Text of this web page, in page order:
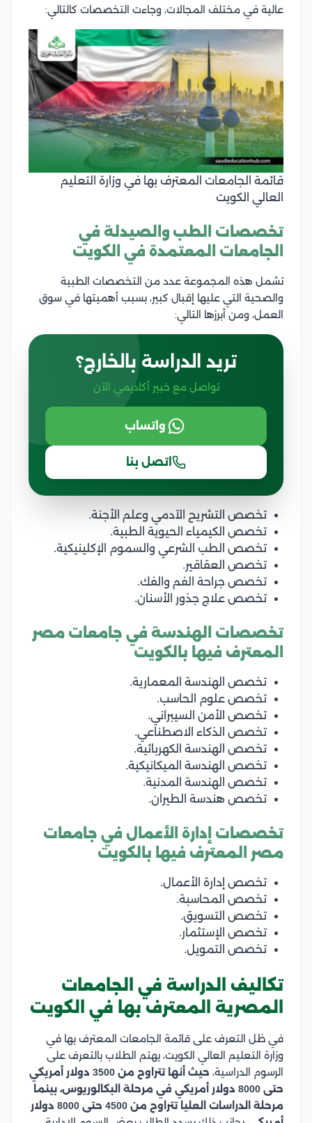
عالية في مختلف المجالات، وجاءت التخصصات كالتالي:
قائمة الجامعات المعترف بها في وزارة التعليم
العالي الكويت
تخصصات الطب والصيدلة في
الجامعات المعتمدة في الكويت
تشمل هذه المجموعة عدد من التخصصات الطبية
والصحية التي عليها إقبال كبير، بسبب أهميتها في سوق
العمل، ومن أبرزها التالي:
تريد الدراسة بالخارج؟
تواصل مع خبير أكاديمي الآن
واتساب
اتصل بنا
تخصص التشريح الآدمي وعلم الأجنة.
تخصص الكيمياء الحيوية الطبية.
تخصص الطب الشرعي والسموم الإكلينيكية.
تخصص العقاقير.
تخصص جراحة الفم والفك.
تخصص علاج جذور الأسنان.
تخصصات الهندسة في جامعات مصر
المعترف فيها بالكويت
تخصص الهندسة المعمارية.
تخصص علوم الحاسب.
تخصص الأمن السيبراني.
تخصص الذكاء الاصطناعي.
تخصص الهندسة الكهربائية.
تخصص الهندسة الميكانيكية.
تخصص الهندسة المدنية.
تخصص هندسة الطيران.
تخصصات إدارة الأعمال في جامعات
مصر المعترف فيها بالكويت
تخصص إدارة الأعمال.
تخصص المحاسبة.
تخصص التسويق.
تخصص الإستثمار.
تخصص التمويل.
تكاليف الدراسة في الجامعات
المصرية المعترف بها في الكويت
في ظل التعرف على قائمة الجامعات المعترف بها في
وزارة التعليم العالي الكويت، يهتم الطلاب بالتعرف على
الرسوم الدراسية،
حيث أنها تتراوح من 3500 دولار أمريكي
حتى 8000 دولار أمريكي في مرحلة البكالوريوس، بينما
مرحلة الدراسات العليا تتراوح من 4500 حتى 8000 دولار